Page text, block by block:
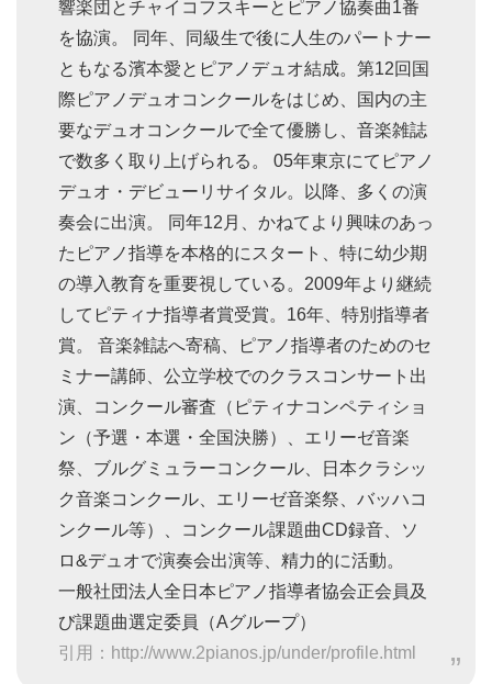
響楽団とチャイコフスキーとピアノ協奏曲1番
を協演。 同年、同級生で後に人生のパートナー
ともなる濱本愛とピアノデュオ結成。第12回国
際ピアノデュオコンクールをはじめ、国内の主
要なデュオコンクールで全て優勝し、音楽雑誌
で数多く取り上げられる。 05年東京にてピアノ
デュオ・デビューリサイタル。以降、多くの演
奏会に出演。 同年12月、かねてより興味のあっ
たピアノ指導を本格的にスタート、特に幼少期
の導入教育を重要視している。2009年より継続
してピティナ指導者賞受賞。16年、特別指導者
賞。 音楽雑誌へ寄稿、ピアノ指導者のためのセ
ミナー講師、公立学校でのクラスコンサート出
演、コンクール審査（ピティナコンペティショ
ン（予選・本選・全国決勝）、エリーゼ音楽
祭、ブルグミュラーコンクール、日本クラシッ
ク音楽コンクール、エリーゼ音楽祭、バッハコ
ンクール等）、コンクール課題曲CD録音、ソ
ロ&デュオで演奏会出演等、精力的に活動。
一般社団法人全日本ピアノ指導者協会正会員及
び課題曲選定委員（Aグループ）
引用：http://www.2pianos.jp/under/profile.html